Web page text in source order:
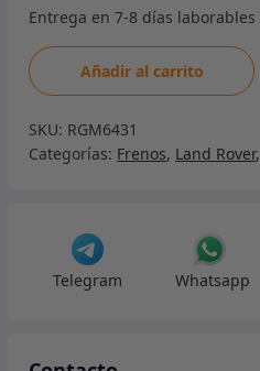
Líquido
de
500ml
cantidad
Añadir al carrito
SKU: RGM6431
Categorías: Frenos, Land Rover,
Telegram Whatsapp